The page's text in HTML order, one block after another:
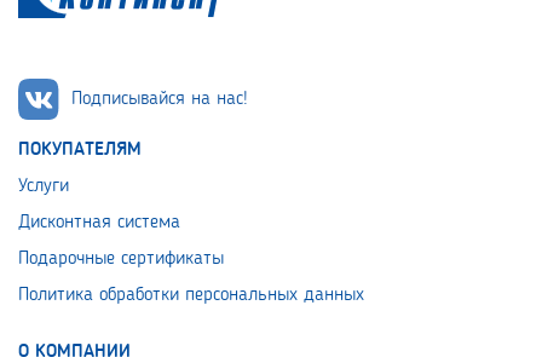
Подписывайся на нас!
ПОКУПАТЕЛЯМ
Услуги
Дисконтная система
Подарочные сертификаты
Политика обработки персональных данных
О КОМПАНИИ